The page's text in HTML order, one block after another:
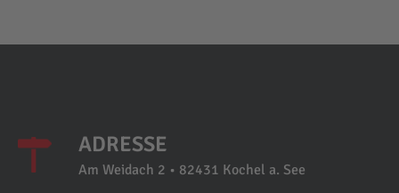
ADRESSE
Am Weidach 2 • 82431 Kochel a. See